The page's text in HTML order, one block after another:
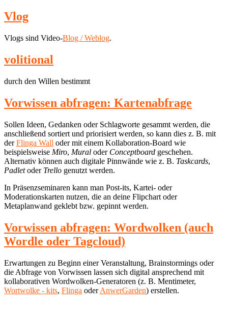
Vlog
Vlogs sind Video-Blog / Weblog.
volitional
durch den Willen bestimmt
Vorwissen abfragen: Kartenabfrage
Sollen Ideen, Gedanken oder Schlagworte gesammt werden, die
anschließend sortiert und priorisiert werden, so kann dies z. B. mit
derFlinga Wall oder mit einem Kollaboration-Board wie
beispielsweise Miro, Mural oder Conceptboard geschehen.
Alternativ können auch digitale Pinnwände wie z. B. Taskcards,
Padletoder Trello genutzt werden.
In Präsenzseminaren kann man Post-its, Kartei- oder
Moderationskarten nutzen, die an deine Flipchart oder
Metaplanwand geklebt bzw. gepinnt werden.
Vorwissen abfragen: Wordwolken (auch
Wordle oder Tagcloud)
Erwartungen zu Beginn einer Veranstaltung, Brainstormings oder
die Abfrage von Vorwissen lassen sich digital ansprechend mit
kollaborativen Wordwolken-Generatoren (z. B. Mentimeter,
Wortwolke - kits, Flinga oderAnwerGarden) erstellen.